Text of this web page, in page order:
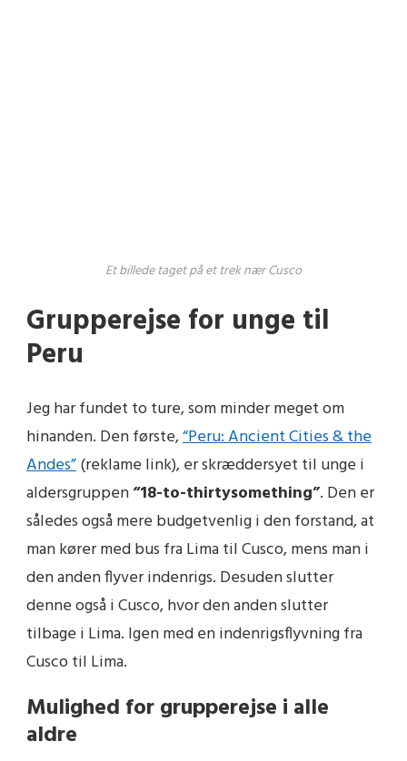
Et billede taget på et trek nær Cusco
Grupperejse for unge til
Peru
Jeg har fundet to ture, som minder meget om
hinanden. Den første,“Peru: Ancient Cities & the
Andes”(reklame link), er skræddersyet til unge i
aldersgruppen“18-to-thirtysomething”. Den er
således også mere budgetvenlig i den forstand, at
man kører med bus fra Lima til Cusco, mens man i
den anden flyver indenrigs. Desuden slutter
denne også i Cusco, hvor den anden slutter
tilbage i Lima. Igen med en indenrigsflyvning fra
Cusco til Lima.
Mulighed for grupperejse i alle
aldre